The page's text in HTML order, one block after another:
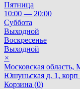
Пятница
10:00 — 20:00
Суббота
Выходной
Воскресенье
Выходной
×
Московская область,
Юшуньская д. 1, корп
Корзина (0)